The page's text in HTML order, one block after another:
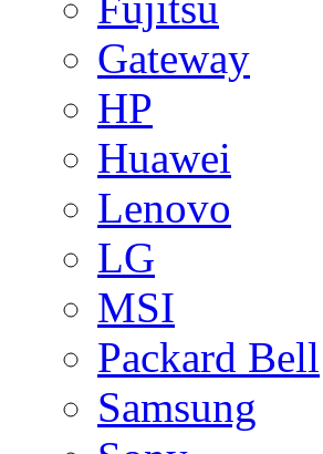
Gateway
HP
Huawei
Lenovo
LG
MSI
Packard Bell
Samsung